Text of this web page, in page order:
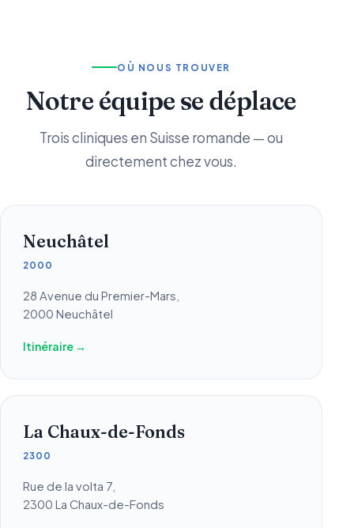
OÙ NOUS TROUVER
Notre équipe se déplace
Trois cliniques en Suisse romande — ou
directement chez vous.
Neuchâtel
2000
28 Avenue du Premier-Mars,
2000 Neuchâtel
Itinéraire →
La Chaux-de-Fonds
2300
Rue de la volta 7,
2300 La Chaux-de-Fonds